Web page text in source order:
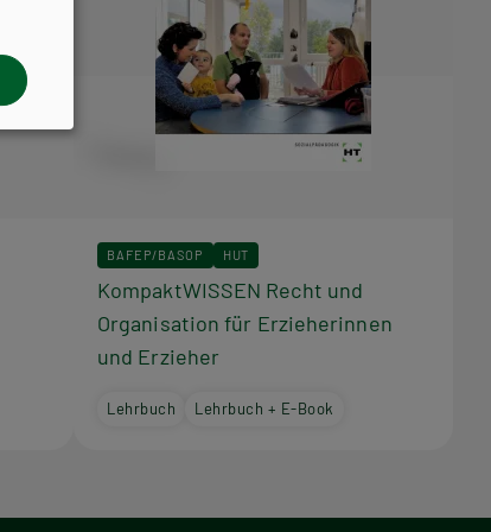
BAFEP/BASOP HUT
KompaktWISSEN Recht und
Organisation für Erzieherinnen
und Erzieher
Lehrbuch Lehrbuch + E-Book